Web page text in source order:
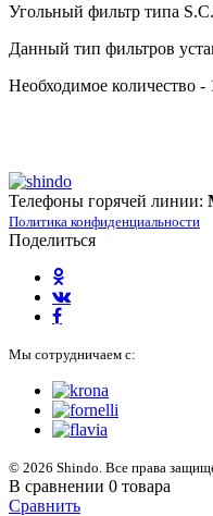
Угольный фильтр типа
Данный тип фильтров
Необходимое количество -
Телефоны горячей линии:
Политика конфиденциальности
Поделиться
Мы сотрудничаем с:
© 2026 Shindo. Все права
В сравнении 0 товара
Сравнить